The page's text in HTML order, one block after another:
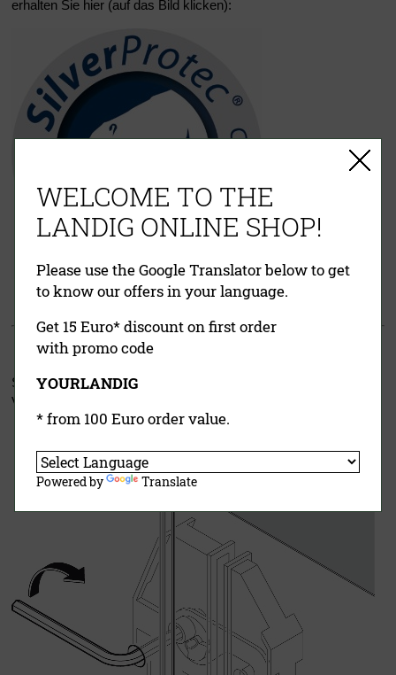
erhalten Sie hier (auf das Bild klicken):
Schneller und einfacher
Viessmann Exzenter-Spannschloß-System:
WELCOME TO THE
LANDIG ONLINE SHOP!
Please use the Google Translator below to get
to know our offers in your language.
Get 15 Euro* discount on first order
with promo code
YOURLANDIG
* from 100 Euro order value.
Powered by Translate